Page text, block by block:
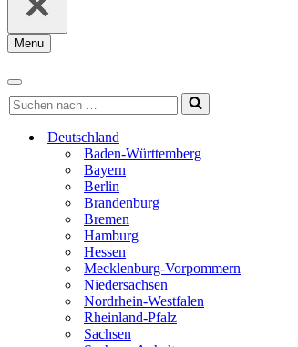
Menu
Navigationsmenü
Navigationsmenü
Suchen
nach …
Deutschland
Baden-Württemberg
Bayern
Berlin
Brandenburg
Bremen
Hamburg
Hessen
Mecklenburg-Vorpommern
Niedersachsen
Nordrhein-Westfalen
Rheinland-Pfalz
Sachsen